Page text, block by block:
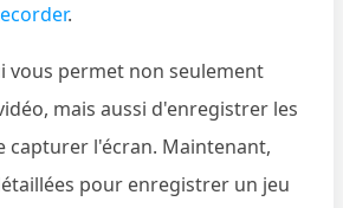
.
vous permet non seulement
mais aussi d'enregistrer les
capturer l'écran. Maintenant,
pour enregistrer un jeu